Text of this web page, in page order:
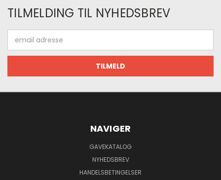
TILMELDING TIL NYHEDSBREV
adresse
NAVIGER
GAVEKATALOG
NYHEDSBREV
HANDELSBETINGELSER